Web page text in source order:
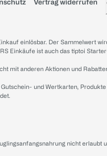
Vertrag widerrufen
einlösbar. Der Sammelwert
Einkäufe ist auch das tiptoi
mit anderen Aktionen und
und Wertkarten,
nicht erlaubt